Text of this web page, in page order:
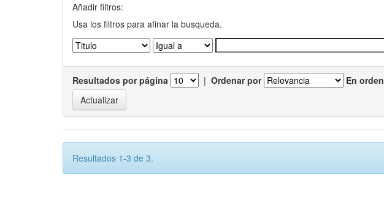
Añadir filtros:
Usa los filtros para afinar la busqueda.
Resultados por página | Ordenar por En orden
Resultados 1-3 de 3.